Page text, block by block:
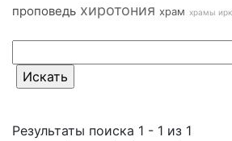
проповедь хиротония храм храмы
Результаты поиска 1 - 1 из 1